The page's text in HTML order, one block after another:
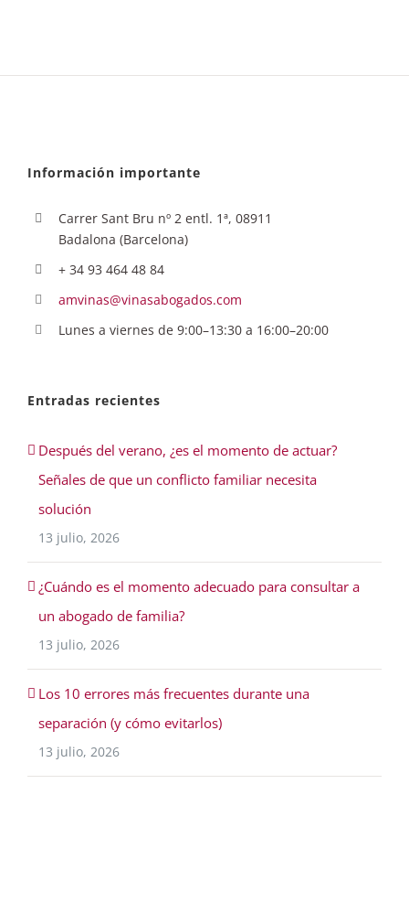
Información importante
Carrer Sant Bru nº 2 entl. 1ª, 08911
Badalona (Barcelona)
+ 34 93 464 48 84
amvinas@vinasabogados.com
Lunes a viernes de 9:00–13:30 a 16:00–20:00
Entradas recientes
Después del verano, ¿es el momento de actuar?
Señales de que un conflicto familiar necesita
solución
13 julio, 2026
¿Cuándo es el momento adecuado para consultar a
un abogado de familia?
13 julio, 2026
Los 10 errores más frecuentes durante una
separación (y cómo evitarlos)
13 julio, 2026